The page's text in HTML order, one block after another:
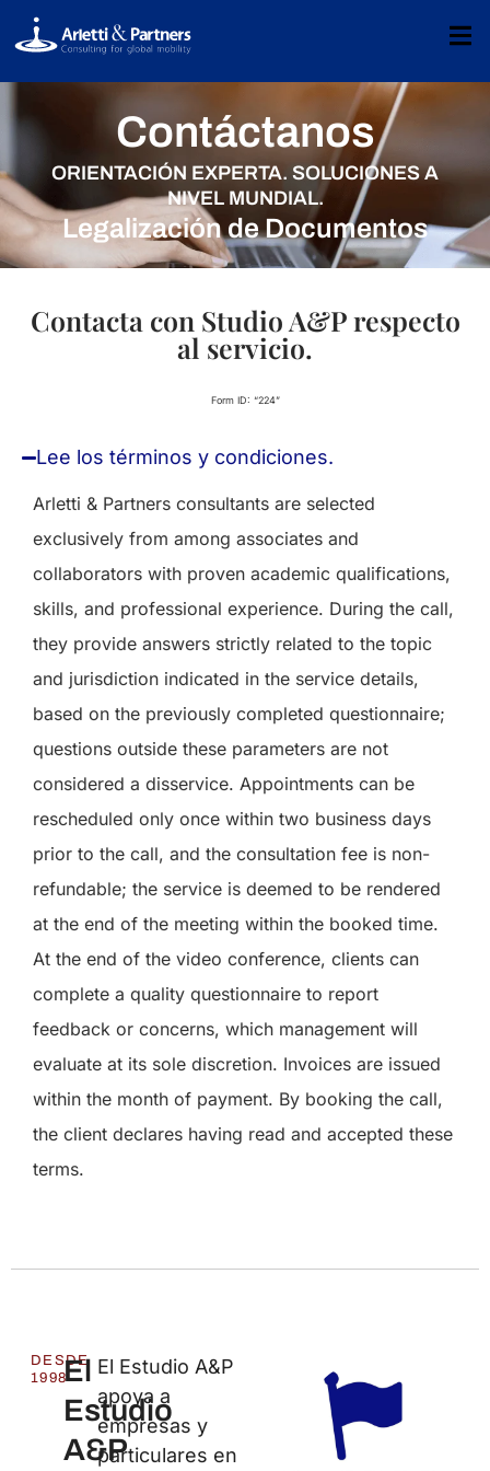
Contáctanos
ORIENTACIÓN EXPERTA. SOLUCIONES A
NIVEL MUNDIAL.
Legalización de Documentos
Contacta con Studio A&P respecto
al servicio.
Form ID: “224”
Lee los términos y condiciones.
Arletti & Partners consultants are selected
exclusively from among associates and
collaborators with proven academic qualifications,
skills, and professional experience. During the call,
they provide answers strictly related to the topic
and jurisdiction indicated in the service details,
based on the previously completed questionnaire;
questions outside these parameters are not
considered a disservice. Appointments can be
rescheduled only once within two business days
prior to the call, and the consultation fee is non-
refundable; the service is deemed to be rendered
at the end of the meeting within the booked time.
At the end of the video conference, clients can
complete a quality questionnaire to report
feedback or concerns, which management will
evaluate at its sole discretion. Invoices are issued
within the month of payment. By booking the call,
the client declares having read and accepted these
terms.
DESDE
1998El
Estudio
A&P
El Estudio A&P
apoya a
empresas y
particulares en